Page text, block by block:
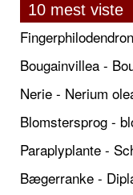
10 mest viste
Bougainvillea -
Nerie - Nerium
Blomstersprog -
Paraplyplante -
Bægerranke -